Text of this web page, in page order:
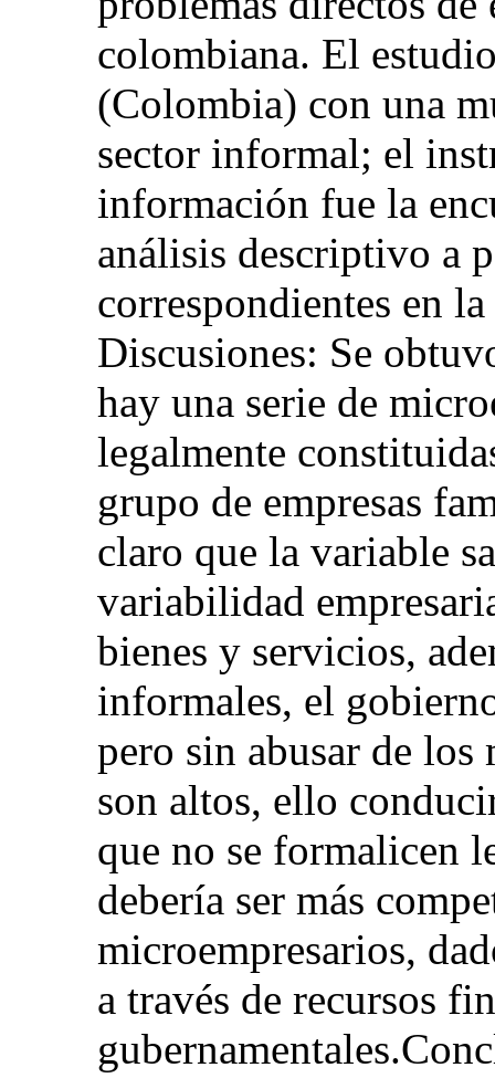
colombiana. El
(Colombia) con una
sector informal; el
información fue la
análisis descriptivo a
correspondientes en
Discusiones: Se
hay una serie de
legalmente
grupo de empresas
claro que la variable
variabilidad
bienes y servicios,
informales, el
pero sin abusar de
son altos, ello
que no se formalicen
debería ser más
microempresarios,
a través de recursos